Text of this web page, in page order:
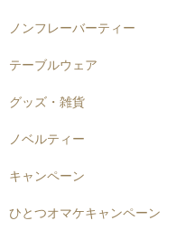
ノンフレーバーティー
テーブルウェア
グッズ・雑貨
ノベルティー
キャンペーン
ひとつオマケキャンペーン